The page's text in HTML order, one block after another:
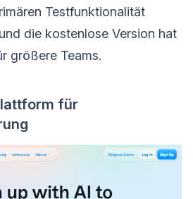
Testfunktionalität
die kostenlose Version hat
größere Teams.
für